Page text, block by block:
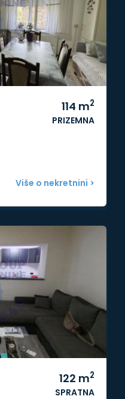
114 m2
PRIZEMNA
Više o nekretnini >
122 m2
SPRATNA